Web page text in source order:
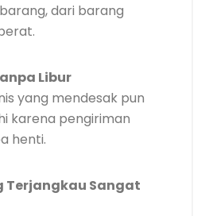
dari barang
Libur
yang mendesak pun
karena pengiriman
henti.
Terjangkau Sangat